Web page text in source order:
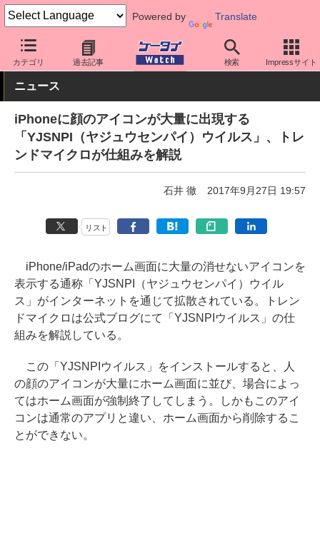
Powered by Translate
カテゴリ 過去記事 検索 Impressサイト
ケータイ Watch OS iPhone (iOS)
ニュース
iPhoneに顔のアイコンが大量に出現する
「YJSNPI（ヤジュウセンパイ）ウイルス」、トレ
ンドマイクロが仕組みを解説
石井 徹 2017年9月27日 19:57
リスト
iPhone/iPadのホーム画面に大量の消せないアイコンを
表示する通称「YJSNPI（ヤジュウセンパイ）ウイル
ス」がインターネットを通じて拡散されている。トレン
ドマイクロは公式ブログにて「YJSNPIウイルス」の仕
組みを解説している。
この「YJSNPIウイルス」をインストールすると、人
の顔のアイコンが大量にホーム画面に並び、場合によっ
てはホーム画面が強制終了してしまう。しかもこのアイ
コンは通常のアプリと違い、ホーム画面から削除するこ
とができない。